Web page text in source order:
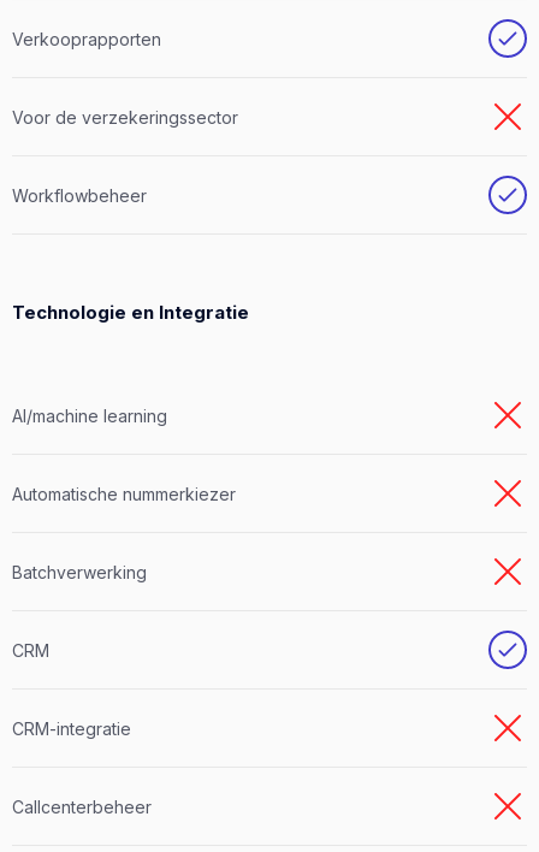
Verkooprapporten
Voor de verzekeringssector
Workflowbeheer
Technologie en Integratie
AI/machine learning
Automatische nummerkiezer
Batchverwerking
CRM
CRM-integratie
Callcenterbeheer